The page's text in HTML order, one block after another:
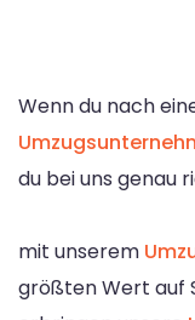
Wenn du nach
du bei uns genau
mit unserem
größten Wert auf